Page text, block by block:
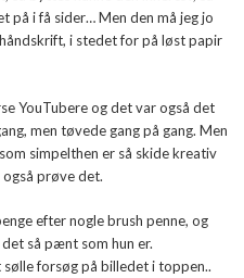
på i få sider… Men den må jeg jo
i stedet for på løst papir
YouTubere og det var også det
men tøvede gang på gang. Men
simpelthen er så skide kreativ
prøve det.
efter nogle brush penne, og
så pænt som hun er.
sølle forsøg på billedet i toppen..